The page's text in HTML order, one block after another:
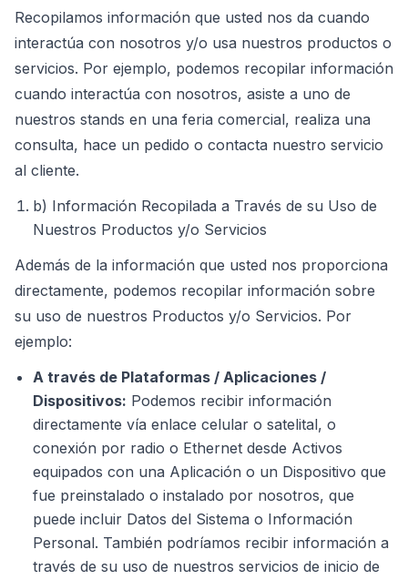
Recopilamos información que usted nos da cuando
interactúa con nosotros y/o usa nuestros productos o
servicios. Por ejemplo, podemos recopilar información
cuando interactúa con nosotros, asiste a uno de
nuestros stands en una feria comercial, realiza una
consulta, hace un pedido o contacta nuestro servicio
al cliente.
b) Información Recopilada a Través de su Uso de
Nuestros Productos y/o Servicios
Además de la información que usted nos proporciona
directamente, podemos recopilar información sobre
su uso de nuestros Productos y/o Servicios. Por
ejemplo:
A través de Plataformas / Aplicaciones /
Dispositivos: Podemos recibir información
directamente vía enlace celular o satelital, o
conexión por radio o Ethernet desde Activos
equipados con una Aplicación o un Dispositivo que
fue preinstalado o instalado por nosotros, que
puede incluir Datos del Sistema o Información
Personal. También podríamos recibir información a
través de su uso de nuestros servicios de inicio de